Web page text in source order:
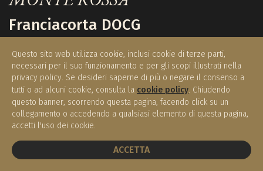
Questo sito web utilizza cookie, inclusi cookie di terze parti,
necessari per il suo funzionamento e per gli scopi illustrati nella
privacy policy. Se desideri saperne di più o negare il consenso a
tutti o ad alcuni cookie, consulta la cookie policy. Chiudendo
questo banner, scorrendo questa pagina, facendo click su un
collegamento o accedendo a qualsiasi elemento di questa pagina,
accetti l'uso dei cookie.
ACCETTA
Franciacorta DOCG
€ 32,00(0.75 l) Disponibile
ACQUISTA
PRENOTA UN TAVOLO